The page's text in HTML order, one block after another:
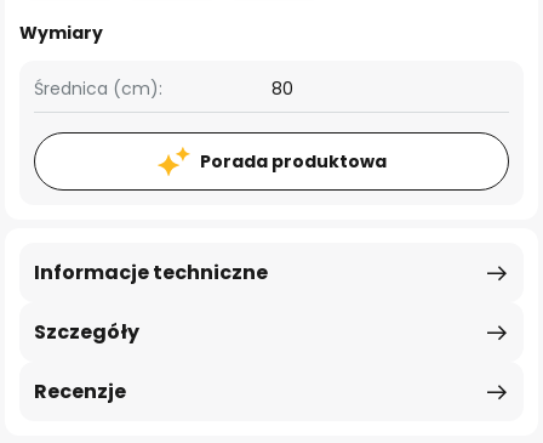
Wymiary
Średnica (cm): 80
Porada produktowa
Szczegóły
Informacje techniczne
Recenzje